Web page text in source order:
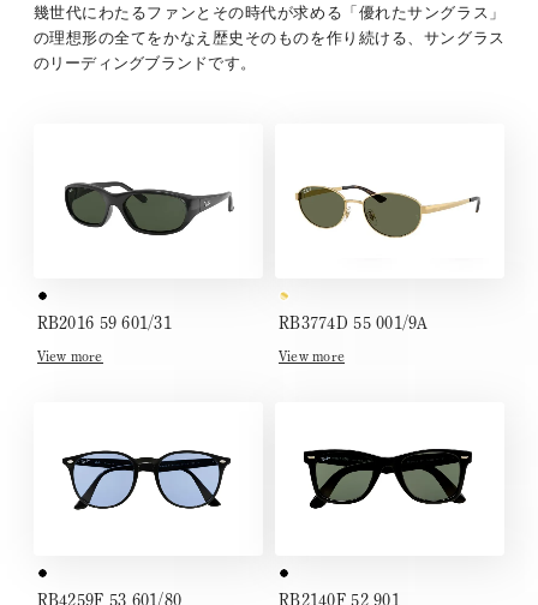
幾世代にわたるファンとその時代が求める「優れたサングラス」
の理想形の全てをかなえ歴史そのものを作り続ける、サングラス
のリーディングブランドです。
RB2016 59 601/31
View more
RB3774D 55 001/9A
View more
RB4259F 53 601/80 RB2140F 52 901